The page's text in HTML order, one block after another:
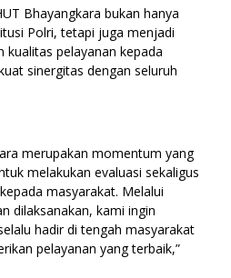
Bhayangkara bukan hanya
Polri, tetapi juga menjadi
kualitas pelayanan kepada
sinergitas dengan seluruh
merupakan momentum yang
melakukan evaluasi sekaligus
masyarakat. Melalui
dilaksanakan, kami ingin
hadir di tengah masyarakat
pelayanan yang terbaik,”